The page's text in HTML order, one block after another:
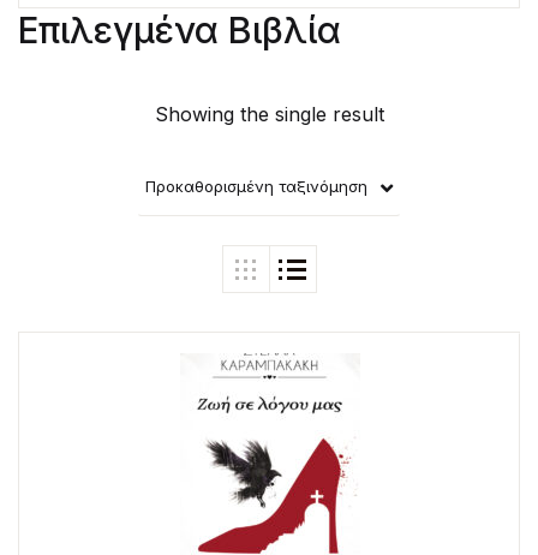
Επιλεγμένα Βιβλία
Showing the single result
Προκαθορισμένη ταξινόμηση